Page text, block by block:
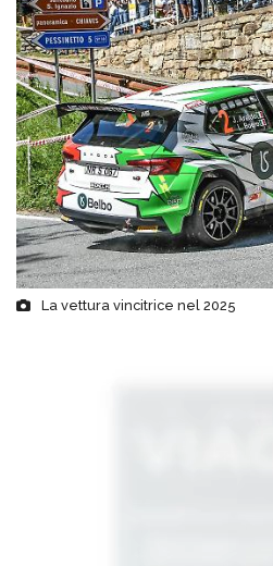
La vettura vincitrice nel 2025